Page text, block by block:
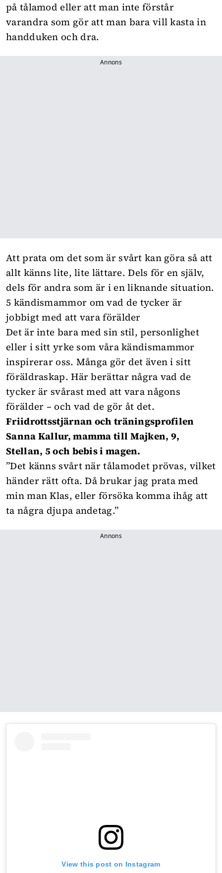
på tålamod eller att man inte förstår
varandra som gör att man bara vill kasta in
handduken och dra.
Annons
Att prata om det som är svårt kan göra så att
allt känns lite, lite lättare. Dels för en själv,
dels för andra som är i en liknande situation.
5 kändismammor om vad de tycker är
jobbigt med att vara förälder
Det är inte bara med sin stil, personlighet
eller i sitt yrke som våra kändismammor
inspirerar oss. Många gör det även i sitt
föräldraskap. Här berättar några vad de
tycker är svårast med att vara någons
förälder – och vad de gör åt det.
Friidrottsstjärnan och träningsprofilen
Sanna Kallur, mamma till Majken, 9,
Stellan, 5 och bebis i magen.
”Det känns svårt när tålamodet prövas, vilket
händer rätt ofta. Då brukar jag prata med
min man Klas, eller försöka komma ihåg att
ta några djupa andetag.”
Annons
View this post on Instagram